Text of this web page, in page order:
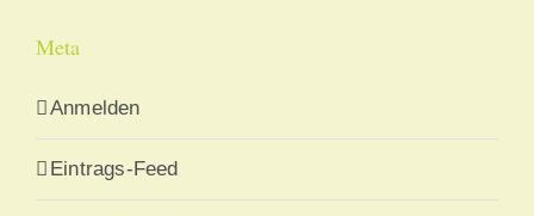
Meta
Anmelden
Eintrags-Feed